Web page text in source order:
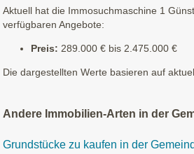
Aktuell hat die Immosuchmaschine 1
verfügbaren Angebote:
Preis: 289.000 € bis 2.475.000 €
Die dargestellten Werte basieren auf
Andere Immobilien-Arten in der
Grundstücke zu kaufen in der